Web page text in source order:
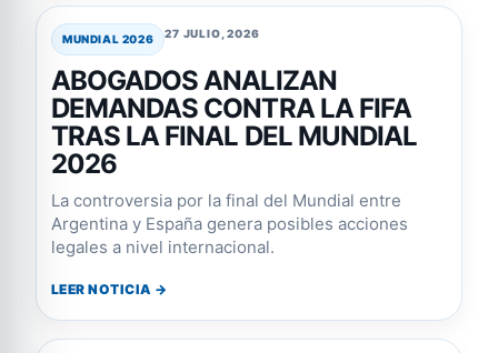
MUNDIAL 2026 27 JULIO, 2026
ABOGADOS ANALIZAN
DEMANDAS CONTRA LA FIFA
TRAS LA FINAL DEL MUNDIAL
2026
La controversia por la final del Mundial entre
Argentina y España genera posibles acciones
legales a nivel internacional.
LEER NOTICIA →